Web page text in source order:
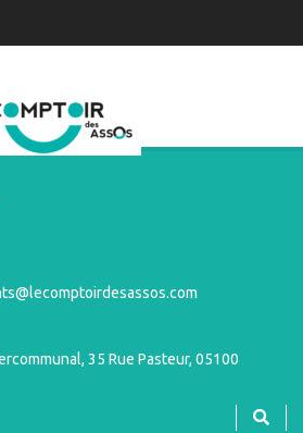
35 Rue Pasteur, 05100